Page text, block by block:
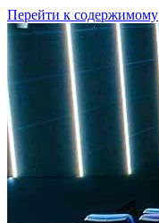
Перейти к содержимому